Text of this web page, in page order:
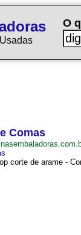
O
Comas
corte de arame -